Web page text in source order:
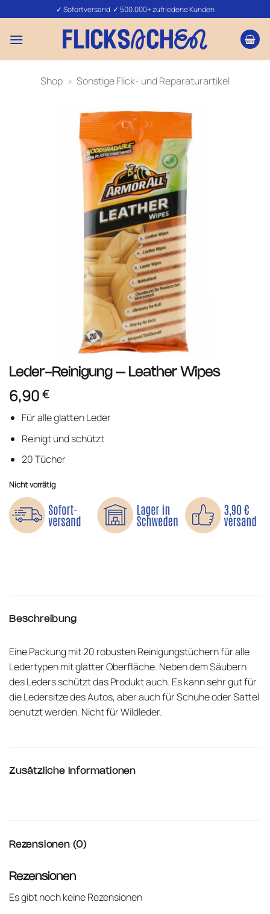
Inhalt
springen
✓ Sofortversand ✓ 500.000+ zufriedene Kunden
Shop » Sonstige Flick- und Reparaturartikel
Leder-Reinigung – Leather Wipes
6,90 €
Für alle glatten Leder
Reinigt und schützt
20 Tücher
Nicht vorrätig
Beschreibung
Eine Packung mit 20 robusten Reinigungstüchern für alle
Ledertypen mit glatter Oberfläche. Neben dem Säubern
des Leders schützt das Produkt auch. Es kann sehr gut für
die Ledersitze des Autos, aber auch für Schuhe oder Sattel
benutzt werden. Nicht für Wildleder.
Zusätzliche Informationen
Rezensionen (0)
Rezensionen
Es gibt noch keine Rezensionen